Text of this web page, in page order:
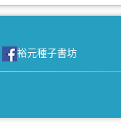
裕元種子書坊